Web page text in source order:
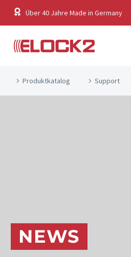
springenÜber 40 Jahre Made in Germany
Produktkatalog Support
NEWS